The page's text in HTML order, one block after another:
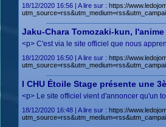
18/12/2020 16:56 | A lire sur : https://
Jaku-Chara Tomozaki-kun,
<p> C'est via le site officiel que nous
18/12/2020 16:50 | A lire sur : https://
I CHU Étoile Stage présente une
<p> Le site officiel vient d'annoncer qu'un
18/12/2020 16:48 | A lire sur : https://